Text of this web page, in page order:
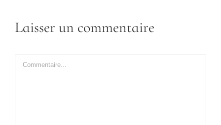
Laisser un commentaire
Commentaire